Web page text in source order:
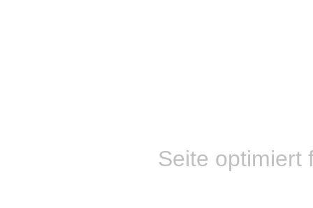
Seite optimiert